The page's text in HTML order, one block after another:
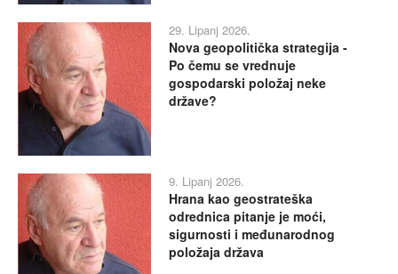
29. Lipanj 2026.
Nova geopolitička strategija -
Po čemu se vrednuje
gospodarski položaj neke
države?
9. Lipanj 2026.
Hrana kao geostrateška
odrednica pitanje je moći,
sigurnosti i međunarodnog
položaja država